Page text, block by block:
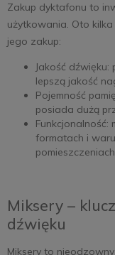
Zakup dyktafonu to
użytkowania. Oto
jego zakup:
Jakość
lepszą jakość
Pojemność
posiada dużą
formatach i
Miksery –
dźwięku
Miksery to